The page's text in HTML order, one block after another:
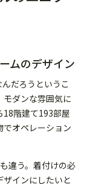
ムのデザイン
だろうというこ
モダンな雰囲気に
18階建て193部屋
オペレーション
違う。着付けの必
インにしたいと